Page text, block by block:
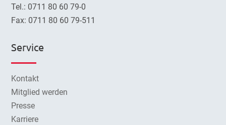
Tel.: 0711 80 60 79-0
Fax: 0711 80 60 79-511
Service
Kontakt
Mitglied werden
Presse
Karriere